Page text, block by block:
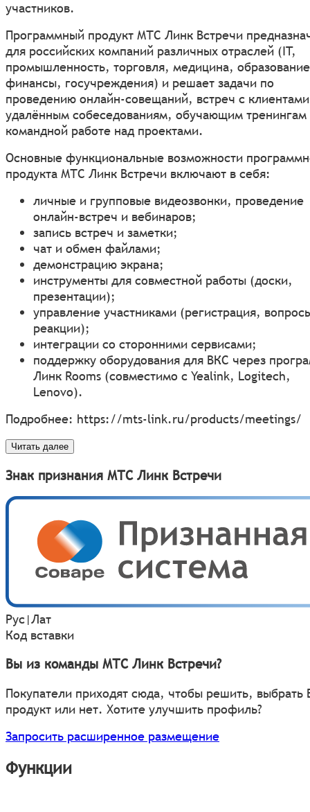
участников.
Программный продукт МТС Линк Встречи
для российских компаний различных отраслей (IT,
промышленность, торговля, медицина,
финансы, госучреждения) и решает задачи по
проведению онлайн-совещаний, встреч с
удалённым собеседованиям, обучающим тренингам
командной работе над проектами.
Основные функциональные возможности
продукта МТС Линк Встречи включают в себя:
личные и групповые видеозвонки, проведение
онлайн-встреч и вебинаров;
запись встреч и заметки;
чат и обмен файлами;
демонстрацию экрана;
инструменты для совместной работы (доски,
презентации);
управление участниками (регистрация,
реакции);
интеграции со сторонними сервисами;
поддержку оборудования для ВКС через
Линк Rooms (совместимо с Yealink, Logitech,
Lenovo).
Подробнее: https://mts-link.ru/products/meetings/
Читать далее
Знак признания МТС Линк Встречи
Рус|Лат
Код вставки
Вы из команды МТС Линк Встречи?
Покупатели приходят сюда, чтобы решить, выбрать
продукт или нет. Хотите улучшить профиль?
Запросить расширенное размещение
Функции